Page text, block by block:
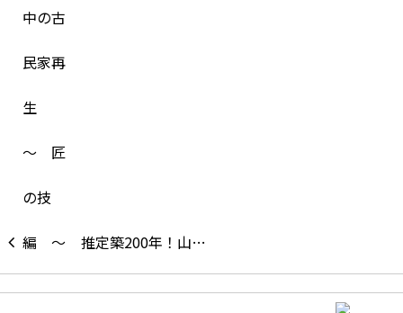
推定築200年！山…